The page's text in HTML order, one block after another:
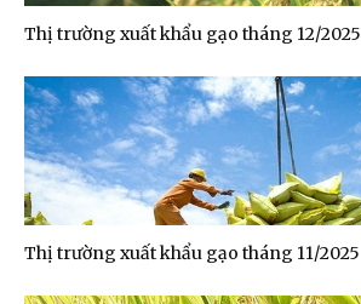
Thị trường xuất khẩu gạo tháng 12/2025
Thị trường xuất khẩu gạo tháng 11/2025